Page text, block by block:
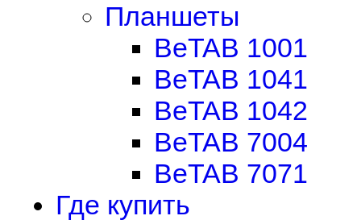
Планшеты
BeTAB 1001
BeTAB 1041
BeTAB 1042
BeTAB 7004
BeTAB 7071
Где купить